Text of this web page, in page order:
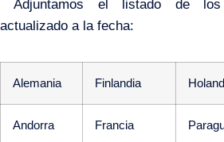
Adjuntamos el listado de los
actualizado a la fecha:
Alemania Finlandia
Andorra Francia